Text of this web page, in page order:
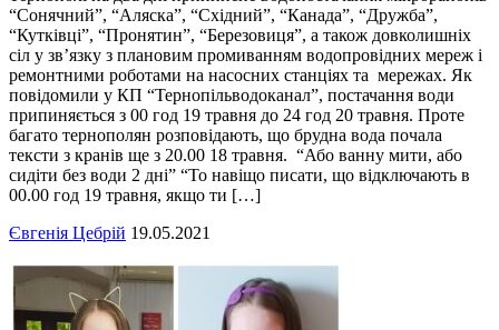
“Сонячний”, “Аляска”, “Східний”, “Канада”, “Дружба”,
“Кутківці”, “Пронятин”, “Березовиця”, а також довколишніх
сіл у зв’язку з плановим промиванням водопровідних мереж і
ремонтними роботами на насосних станціях та мережах. Як
повідомили у КП “Тернопільводоканал”, постачання води
припиняється з 00 год 19 травня до 24 год 20 травня. Проте
багато тернополян розповідають, що брудна вода почала
тексти з кранів ще з 20.00 18 травня. “Або ванну мити, або
сидіти без води 2 дні” “То навіщо писати, що відключають в
00.00 год 19 травня, якщо ти […]
Євгенія Цебрій 19.05.2021